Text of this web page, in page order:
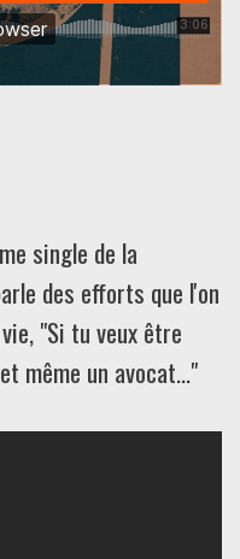
single de la
des efforts que l'on
"Si tu veux être
même un avocat..."